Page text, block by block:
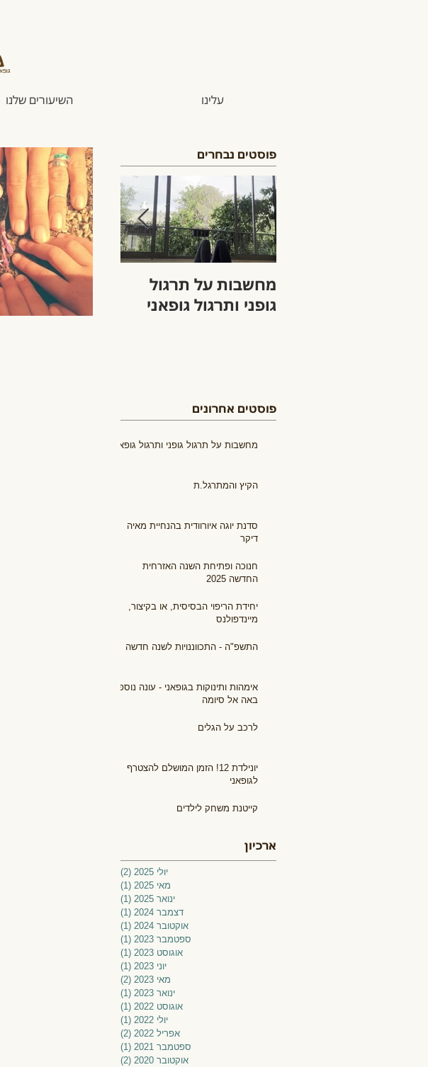
עלינו השיעורים שלנו
פוסטים נבחרים
מחשבות על תרגול
גופני ותרגול גופאני
הקיץ והמתרגל.ת
פוסטים אחרונים
מחשבות על תרגול גופני ותרגול גופאני
הקיץ והמתרגל.ת
סדנת יוגה איורוודית בהנחיית מאיה
דיקר
חנוכה ופתיחת השנה האזרחית
החדשה 2025
יחידת הריפוי הבסיסית, או בקיצור,
מיינדפולנס
התשפ"ה - התכווננויות לשנה חדשה
אימהות ותינוקות בגופאני - עונה נוספת
באה אל סיומה
לרכב על הגלים
יונילדת 12! הזמן המושלם להצטרף
לגופאני
קייטנת משחק לילדים
ארכיון
יולי 2025 (2)
מאי 2025
(1)
ינואר 2025
(1)
דצמבר 2024
(1)
אוקטובר 2024
(1)
ספטמבר 2023
(1)
אוגוסט 2023
(1)
יוני 2023
(1)
מאי 2023
(2)
ינואר 2023
(1)
אוגוסט 2022
(1)
יולי 2022
(1)
אפריל 2022
(2)
ספטמבר 2021
(1)
אוקטובר 2020
(2)